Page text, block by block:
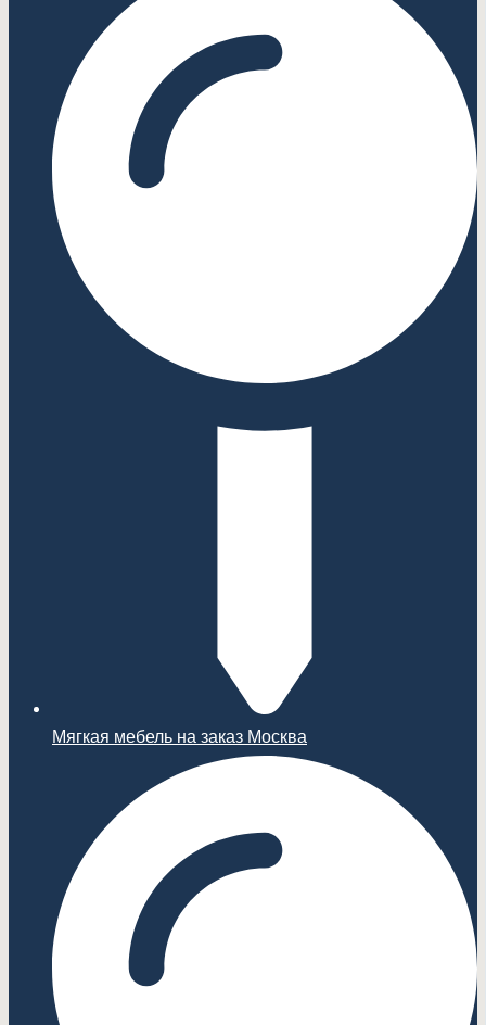
Мягкая мебель на заказ Москва